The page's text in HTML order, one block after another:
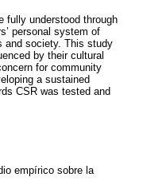
fully understood through
personal system of
and society. This study
by their cultural
for community
a sustained
CSR was tested and
empírico sobre la